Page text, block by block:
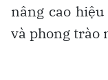
nâng cao
và phong trào